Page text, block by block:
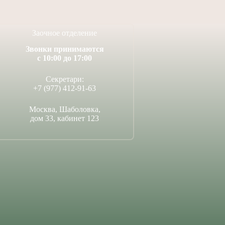
Заочное отделение
Звонки принимаются
с 10:00 до 17:00
Секретари:
+7 (977) 412-91-63
Москва, Шаболовка,
дом 33, кабинет 123